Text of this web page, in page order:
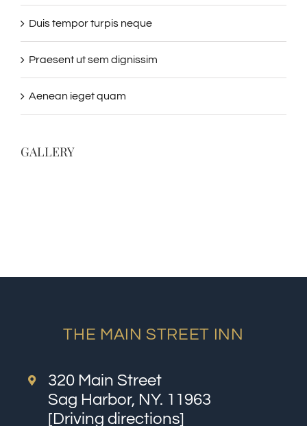
Duis tempor turpis neque
Praesent ut sem dignissim
Aenean ieget quam
GALLERY
THE MAIN STREET INN
320 Main Street
Sag Harbor, NY. 11963
[Driving directions]